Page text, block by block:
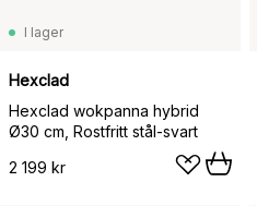
I lager
Hexclad
Hexclad wokpanna hybrid
Ø30 cm, Rostfritt stål-svart
2 199 kr